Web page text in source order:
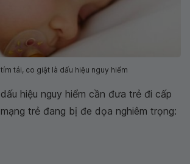
tái, co giật là dấu hiệu nguy hiểm
hiệu nguy hiểm cần đưa trẻ đi cấp
trẻ đang bị đe dọa nghiêm trọng: